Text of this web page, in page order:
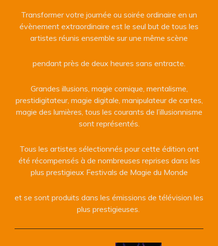
Transformer votre journée ou soirée ordinaire en un
évènement extraordinaire est le seul but de tous les
artistes réunis ensemble sur une même scène
pendant près de deux heures sans entracte.
Grandes illusions, magie comique, mentalisme,
prestidigitateur, magie digitale, manipulateur de cartes,
magie des lumières, tous les courants de l’illusionnisme
sont représentés.
Tous les artistes sélectionnés pour cette édition ont
été récompensés à de nombreuses reprises dans les
plus prestigieux Festivals de Magie du Monde
et se sont produits dans les émissions de télévision les
plus prestigieuses.